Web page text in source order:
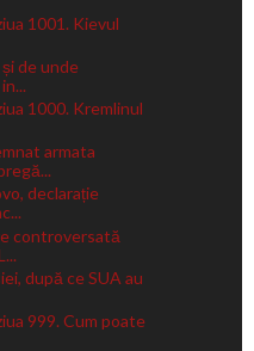
1001. Kievul
de unde
1000. Kremlinul
armata
declarație
controversată
după ce SUA au
999. Cum poate